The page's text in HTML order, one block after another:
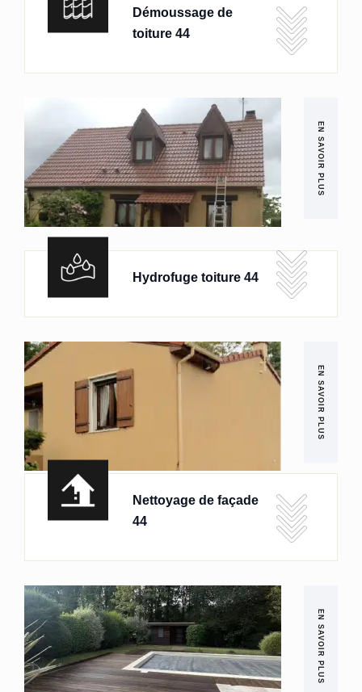
Démoussage de
toiture 44
EN SAVOIR PLUS
Hydrofuge toiture 44
EN SAVOIR PLUS
Nettoyage de façade
44
EN SAVOIR PLUS